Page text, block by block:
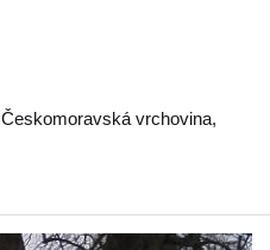
Českomoravská vrchovina,